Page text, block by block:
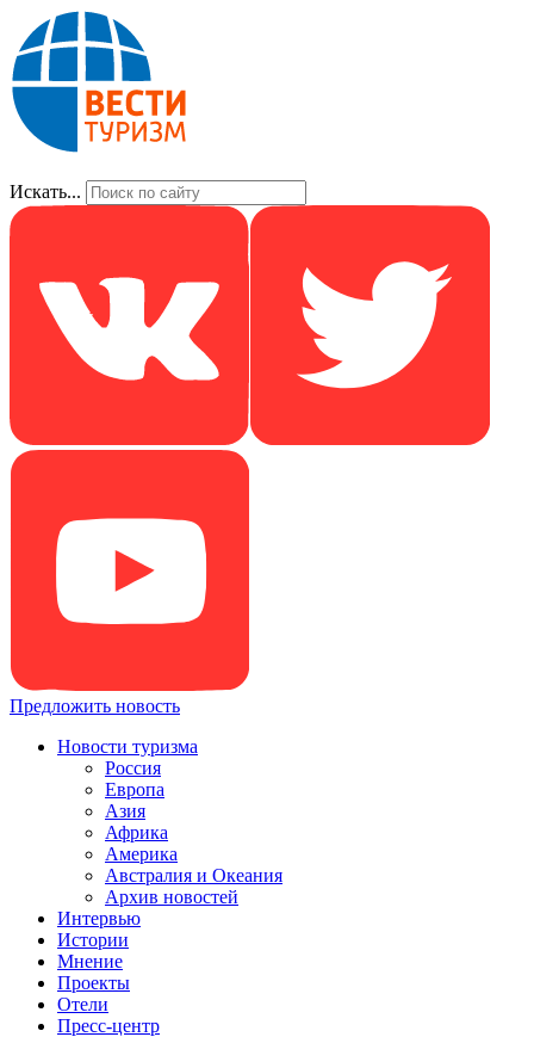
Искать...
Предложить новость
Новости туризма
Россия
Европа
Азия
Африка
Америка
Австралия и Океания
Архив новостей
Интервью
Истории
Мнение
Проекты
Отели
Пресс-центр